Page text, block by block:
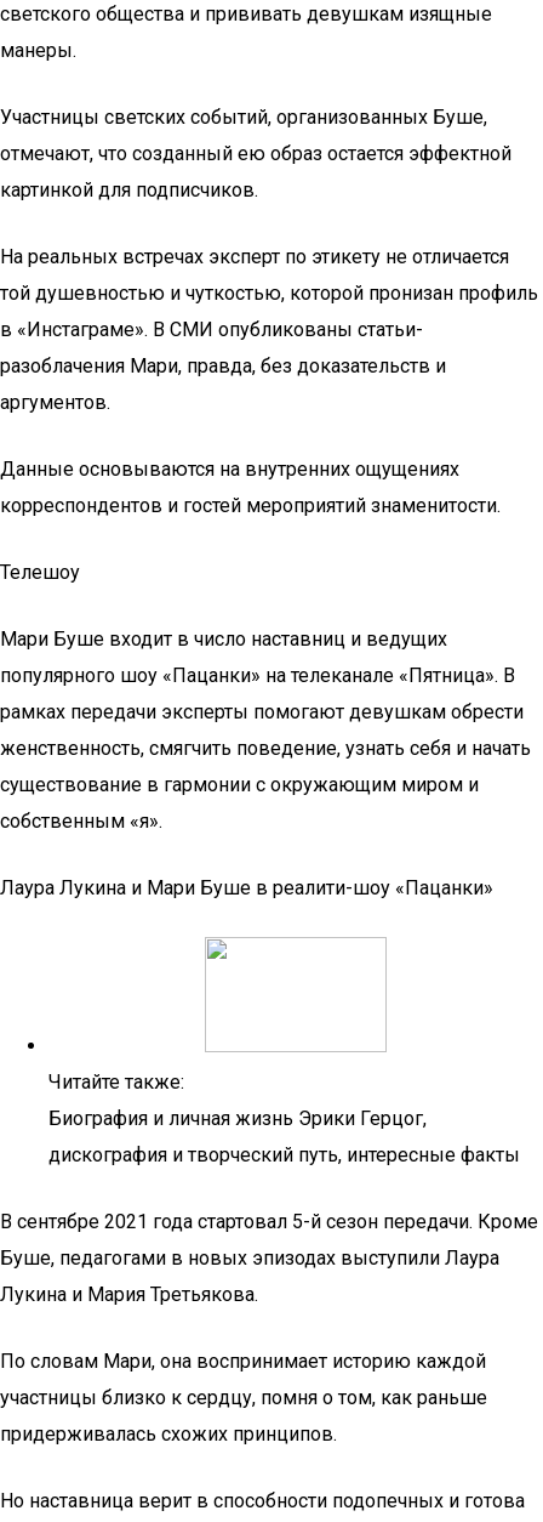
светского общества и прививать девушкам изящные
манеры.
Участницы светских событий, организованных Буше,
отмечают, что созданный ею образ остается эффектной
картинкой для подписчиков.
На реальных встречах эксперт по этикету не отличается
той душевностью и чуткостью, которой пронизан профиль
в «Инстаграме». В СМИ опубликованы статьи-
разоблачения Мари, правда, без доказательств и
аргументов.
Данные основываются на внутренних ощущениях
корреспондентов и гостей мероприятий знаменитости.
Телешоу
Мари Буше входит в число наставниц и ведущих
популярного шоу «Пацанки» на телеканале «Пятница». В
рамках передачи эксперты помогают девушкам обрести
женственность, смягчить поведение, узнать себя и начать
существование в гармонии с окружающим миром и
собственным «я».
Лаура Лукина и Мари Буше в реалити-шоу «Пацанки»
Читайте также:
Биография и личная жизнь Эрики Герцог,
дискография и творческий путь, интересные факты
В сентябре 2021 года стартовал 5-й сезон передачи. Кроме
Буше, педагогами в новых эпизодах выступили Лаура
Лукина и Мария Третьякова.
По словам Мари, она воспринимает историю каждой
участницы близко к сердцу, помня о том, как раньше
придерживалась схожих принципов.
Но наставница верит в способности подопечных и готова